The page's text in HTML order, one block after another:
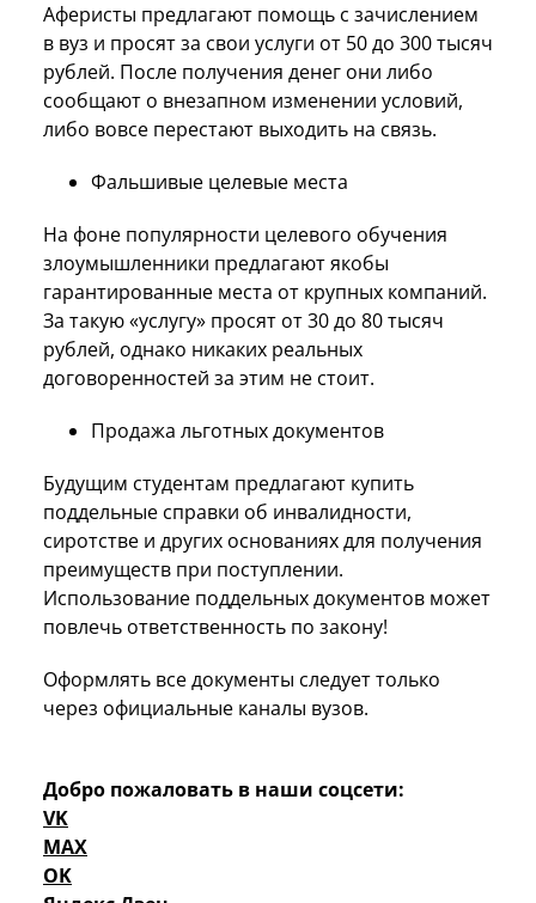
Аферисты предлагают помощь с зачислением
в вуз и просят за свои услуги от 50 до 300 тысяч
рублей. После получения денег они либо
сообщают о внезапном изменении условий,
либо вовсе перестают выходить на связь.
Фальшивые целевые места
На фоне популярности целевого обучения
злоумышленники предлагают якобы
гарантированные места от крупных компаний.
За такую «услугу» просят от 30 до 80 тысяч
рублей, однако никаких реальных
договоренностей за этим не стоит.
Продажа льготных документов
Будущим студентам предлагают купить
поддельные справки об инвалидности,
сиротстве и других основаниях для получения
преимуществ при поступлении.
Использование поддельных документов может
повлечь ответственность по закону!
Оформлять все документы следует только
через официальные каналы вузов.
Добро пожаловать в наши соцсети:
VK
MAX
OK